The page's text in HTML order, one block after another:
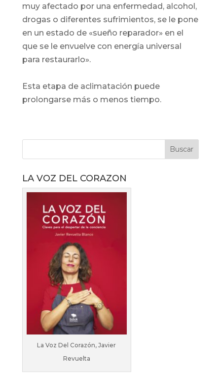
muy afectado por una enfermedad, alcohol,
drogas o diferentes sufrimientos, se le pone
en un estado de «sueño reparador» en el
que se le envuelve con energía universal
para restaurarlo».
Esta etapa de aclimatación puede
prolongarse más o menos tiempo.
LA VOZ DEL CORAZON
La Voz Del Corazón, Javier
Revuelta